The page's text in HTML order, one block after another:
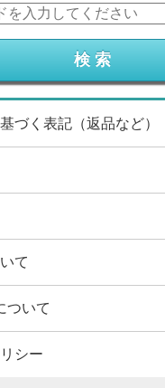
づく表記（返品など）
て
ついて
シー